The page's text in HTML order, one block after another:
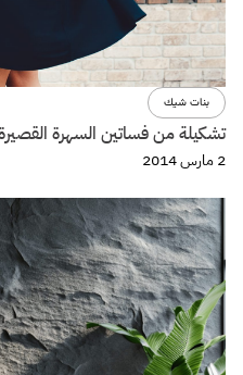
بنات شيك
تشكيلة من فساتين السهرة
2 مارس 2014